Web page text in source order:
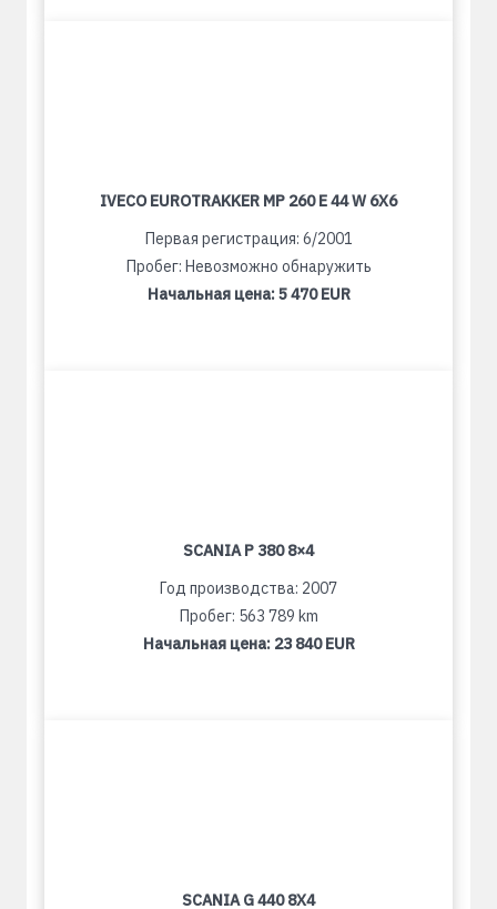
IVECO EUROTRAKKER MP 260 E 44 W 6X6
Первая регистрация: 6/2001
Пробег: Невозможно обнаружить
Начальная цена:5 470 EUR
SCANIA P 380 8×4
Год производства: 2007
Пробег: 563 789 km
Начальная цена: 23 840 EUR
SCANIA G 440 8X4